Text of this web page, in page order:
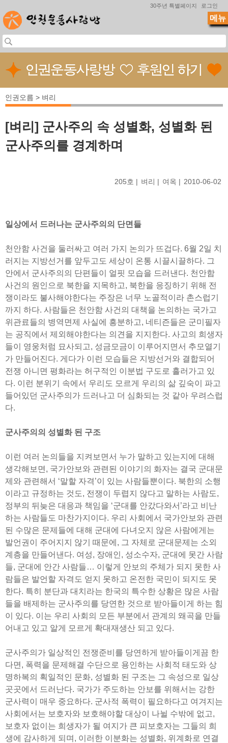
30주년 특별페이지 로그인
인권오름 > 벼리
[벼리] 군사주의 속 성별화, 성별화 된
군사주의를 경계하며
205호 벼리 여옥 2010-06-02
일상에서 드러나는 군사주의의 단면들
천안함 사건을 둘러싸고 여러 가지 논의가 뜨겁다. 6월 2일 치
러지는 지방선거를 앞두고도 세상이 온통 시끌시끌하다. 그
안에서 군사주의의 단편들이 얼핏 모습을 드러낸다. 천안함
사건의 원인으로 북한을 지목하고, 북한을 응징하기 위해 전
쟁이라도 불사해야한다는 주장은 너무 노골적이라 촌스럽기
까지 하다. 사람들은 천안함 사건의 대책을 논의하는 국가고
위관료들의 병역면제 사실에 흥분하고, 네티즌들은 군미필자
는 공직에서 제외해야한다는 의견을 지지한다. 사고의 희생자
들이 영웅처럼 묘사되고, 성금모금이 이루어지면서 추모열기
가 만들어진다. 게다가 이런 모습들은 지방선거와 결합되어
전쟁 아니면 평화라는 허구적인 이분법 구도로 흘러가고 있
다. 이런 분위기 속에서 우리도 모르게 우리의 삶 깊숙이 파고
들어있던 군사주의가 드러나고 더 심화되는 것 같아 우려스럽
다.
군사주의의 성별화 된 구조
이런 여러 논의들을 지켜보면서 누가 말하고 있는지에 대해
생각해보면, 국가안보와 관련된 이야기의 화자는 결국 군대문
제와 관련해서 ‘말할 자격’이 있는 사람들뿐이다. 북한의 소행
이라고 규정하는 것도, 전쟁이 두렵지 않다고 말하는 사람도,
정부의 뒤늦은 대응과 책임을 ‘군대를 안갔다와서’라고 비난
하는 사람들도 마찬가지이다. 우리 사회에서 국가안보와 관련
된 수많은 문제들에 대해 군대에 다녀오지 않은 사람에게는
발언권이 주어지지 않기 때문에, 그 자체로 군대문제는 소외
계층을 만들어낸다. 여성, 장애인, 성소수자, 군대에 못간 사람
들, 군대에 안간 사람들… 이렇게 안보의 주체가 되지 못한 사
람들은 발언할 자격도 얻지 못하고 온전한 국민이 되지도 못
한다. 특히 분단과 대치라는 한국의 특수한 상황은 많은 사람
들을 배제하는 군사주의를 당연한 것으로 받아들이게 하는 힘
이 있다. 이는 우리 사회의 모든 부분에서 관계의 왜곡을 만들
어내고 있고 알게 모르게 확대재생산 되고 있다.
군사주의가 일상적인 전쟁준비를 당연하게 받아들이게끔 한
다면, 폭력을 문제해결 수단으로 용인하는 사회적 태도와 상
명하복의 획일적인 문화, 성별화 된 구조는 그 속성으로 일상
곳곳에서 드러난다. 국가가 주도하는 안보를 위해서는 강한
군사력이 매우 중요하다. 군사적 폭력이 필요하다고 여겨지는
사회에서는 보호자와 보호해야할 대상이 나뉠 수밖에 없고,
보호자 없이는 희생자가 될 여지가 큰 피보호자는 그들의 희
생에 감사하게 되며, 이러한 이분화는 성별화, 위계화로 연결
메뉴